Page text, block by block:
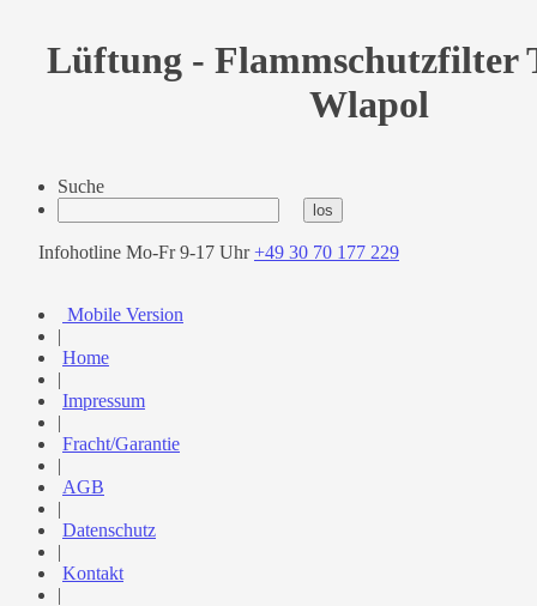
Lüftung - Flammschutzfilter
Wlapol
Suche
Infohotline Mo-Fr 9-17 Uhr+49 30 70 177 229
Mobile Version
|
Home
|
Impressum
|
Fracht/Garantie
|
AGB
|
Datenschutz
|
Kontakt
|